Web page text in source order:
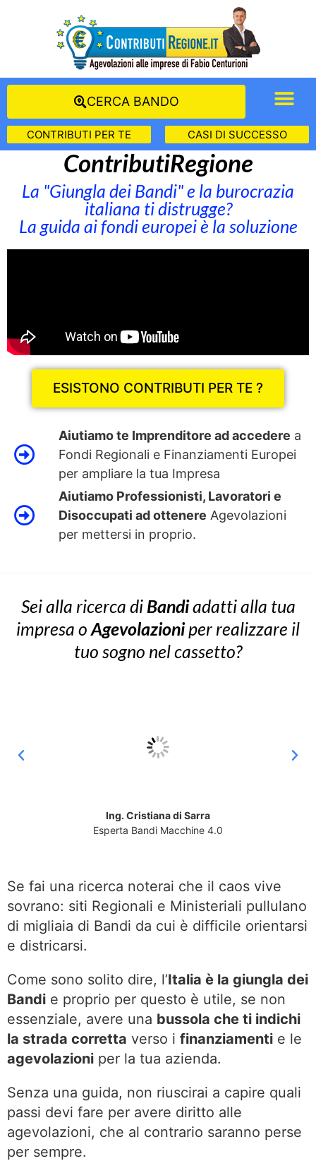
CERCA BANDO
CONTRIBUTI PER TE CASI DI SUCCESSO
ContributiRegione
La "Giungla dei Bandi" e la burocrazia
italiana ti distrugge?
La guida ai fondi europei è la soluzione
ESISTONO CONTRIBUTI PER TE ?
Aiutiamo te Imprenditore ad accedere a
Fondi Regionali e Finanziamenti Europei
per ampliare la tua Impresa
Aiutiamo Professionisti, Lavoratori e
Disoccupati ad ottenere Agevolazioni
per mettersi in proprio.
Sei alla ricerca di Bandiadatti alla tua
impresa oAgevolazioniper realizzare il
tuo sogno nel cassetto?
Ing. Cristiana di Sarra
Esperta Bandi Macchine 4.0
Se fai una ricerca noterai che il caos vive
sovrano: siti Regionali e Ministeriali pullulano
di migliaia di Bandi da cui è difficile orientarsi
e districarsi.
Come sono solito dire, l’Italia è la giungla dei
Bandi e proprio per questo è utile, se non
essenziale, avere una bussola che ti indichi
la strada corretta verso i finanziamenti e le
agevolazioni per la tua azienda.
Senza una guida, non riuscirai a capire quali
passi devi fare per avere diritto alle
agevolazioni, che al contrario saranno perse
per sempre.